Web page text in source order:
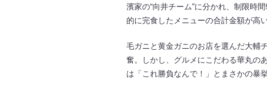
濱家の“向井チーム”に分かれ、制限時
的に完食したメニューの合計金額が高
毛ガニと黄金ガニのお店を選んだ大輔
奮。しかし、グルメにこだわる華丸の
は「これ勝負なんで！」とまさかの暴